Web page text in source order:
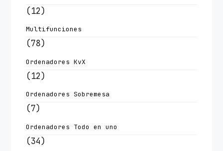
(12)
Multifunciones
(78)
Ordenadores KvX
(12)
Ordenadores Sobremesa
(7)
Ordenadores Todo en uno
(34)